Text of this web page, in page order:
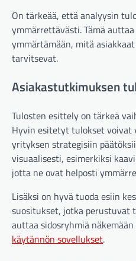
On tärkeää, että analyysin
ymmärrettävästi. Tämä
ymmärtämään, mitä
tarvitsevat.
Asiakastutkimuksen
Tulosten esittely on tärkeä
Hyvin esitetyt tulokset
yrityksen strategisiin
visuaalisesti, esimerkiksi
jotta ne ovat helposti
Lisäksi on hyvä tuoda esiin
suositukset, jotka perustuvat
auttaa sidosryhmiä
käytännön sovellukset.